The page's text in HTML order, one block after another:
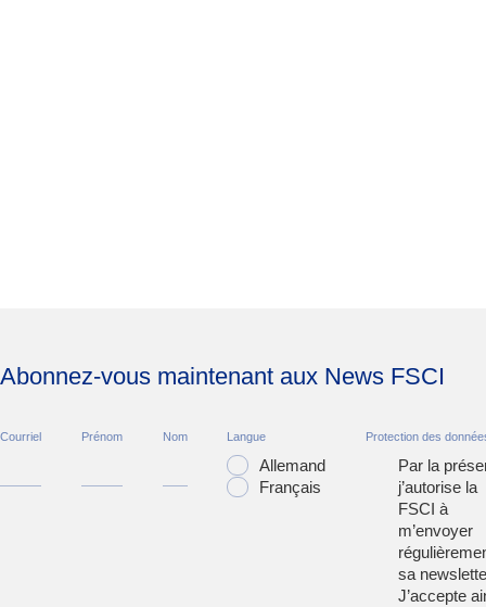
Abonnez-vous maintenant aux News FSCI
Courriel Prénom Nom Langue
Allemand
Français
Protection des
Par la
j’autorise la
FSCI à
m’envoyer
sa
J’accepte